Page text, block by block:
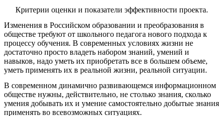
Критерии оценки и показатели эффективности проекта.
Изменения в Российском образовании и преобразования в
обществе требуют от школьного педагога нового подхода к
процессу обучения. В современных условиях жизни не
достаточно просто владеть набором знаний, умений и
навыков, надо уметь их приобретать все в большем объеме,
уметь применять их в реальной жизни, реальной ситуации.
В современном динамично развивающемся информационном
обществе нужны, действительно, не столько знания, сколько
умения добывать их и умение самостоятельно добытые знания
применять во всевозможных ситуациях.